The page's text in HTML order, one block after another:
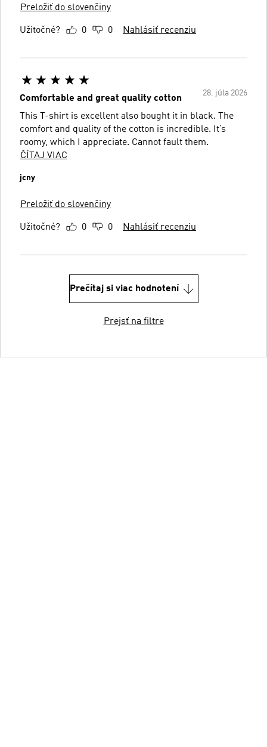
Preložiť do slovenčiny
Užitočné? 0 0 Nahlásiť recenziu
28. júla 2026
Comfortable and great quality cotton
This T-shirt is excellent also bought it in black. The
comfort and quality of the cotton is incredible. It’s
roomy, which I appreciate. Cannot fault them.
ČÍTAJ VIAC
jcny
Preložiť do slovenčiny
Užitočné? 0 0 Nahlásiť recenziu
Prečítaj si viac hodnotení
Prejsť na filtre